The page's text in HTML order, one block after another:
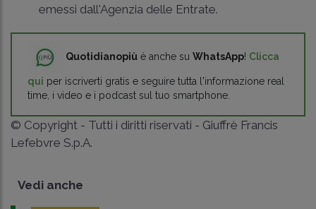
emessi dall'Agenzia delle Entrate.
Quotidianopiù è anche su WhatsApp! Clicca
qui per iscriverti gratis e seguire tutta l'informazione real
time, i video e i podcast sul tuo smartphone.
© Copyright - Tutti i diritti riservati - Giuffrè Francis
Lefebvre S.p.A.
Vedi anche